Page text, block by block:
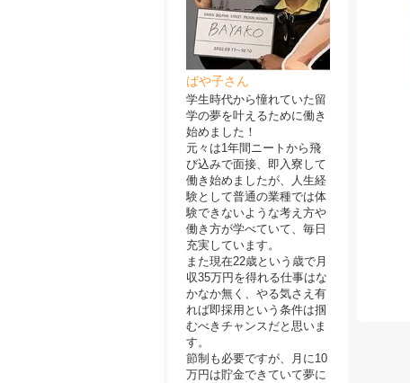
ばや子さん
学生時代から憧れていた留
学の夢を叶えるために働き
始めました！
元々は1年間ニートから飛
び込みで面接、即入寮して
働き始めましたが、人生経
験として普通の業種では体
験できないような考え方や
働き方が学べていて、毎日
充実しています。
また現在22歳という歳で月
収35万円を得れる仕事はな
かなか無く、やる気さえ有
れば即採用という条件は掴
むべきチャンスだと思いま
す。
節制も必要ですが、月に10
万円は貯金できていて夢に